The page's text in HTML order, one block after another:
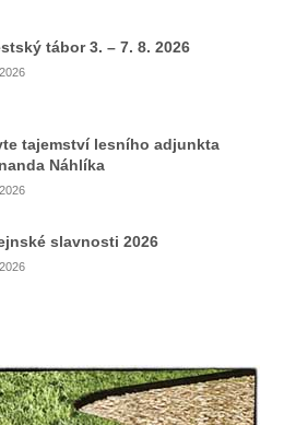
na hřbitově v
na hřbitově v
a Miroslava Moravce
na hřbitově v Dobříni
války v Lužici
na hřbitově v Lužici
Capella na
tábor 3. – 7. 8. 2026
tajemství lesního adjunkta
Náhlíka
slavnosti 2026